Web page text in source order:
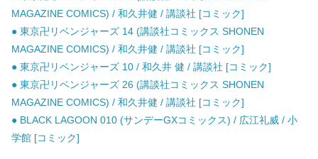
MAGAZINE COMICS) / 和久井健 / 講談社 [コミック]
● 東京卍リベンジャーズ 14 (講談社コミックス SHONEN
MAGAZINE COMICS) / 和久井健 / 講談社 [コミック]
● 東京卍リベンジャーズ 10 / 和久井 健 / 講談社 [コミック]
● 東京卍リベンジャーズ 26 (講談社コミックス SHONEN
MAGAZINE COMICS) / 和久井健 / 講談社 [コミック]
● BLACK LAGOON 010 (サンデーGXコミックス) / 広江礼威 / 小
学館 [コミック]